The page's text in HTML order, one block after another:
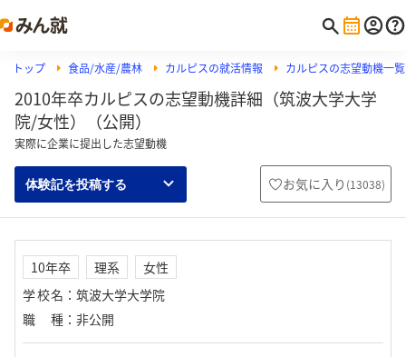
トップ 食品/水産/農林 カルピスの就活情報 カルピスの志望動機一覧
2010年卒カルピスの志望動機詳細（筑波大学大学
院/女性）（公開）
実際に企業に提出した志望動機
体験記を投稿する お気に入り (13038)
10年卒 理系
女性
学校名 ： 筑波大学大学院
職種 ： 非公開